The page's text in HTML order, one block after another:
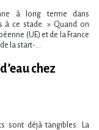
à long terme dans
à ce stade. » Quand on
(UE) et de la France
la start-...
chez
sont déjà tangibles. La